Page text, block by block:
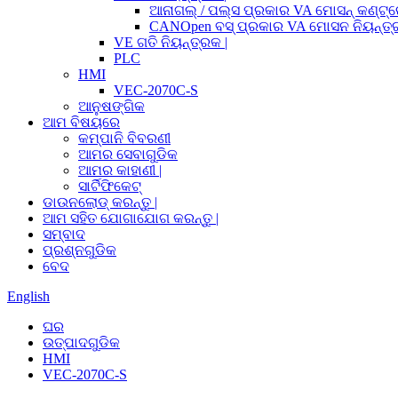
ଆନାଗଲ୍ / ପଲ୍ସ ପ୍ରକାର VA ମୋସନ୍
CANOpen ବସ୍ ପ୍ରକାର VA ମୋସନ
VE ଗତି ନିୟନ୍ତ୍ରକ |
PLC
HMI
VEC-2070C-S
ଆନୁଷଙ୍ଗିକ
ଆମ ବିଷୟରେ
କମ୍ପାନି ବିବରଣୀ
ଆମର ସେବାଗୁଡିକ
ଆମର କାହାଣୀ |
ସାର୍ଟିଫିକେଟ୍
ଡାଉନଲୋଡ୍ କରନ୍ତୁ |
ଆମ ସହିତ ଯୋଗାଯୋଗ କରନ୍ତୁ |
ସମ୍ବାଦ
ପ୍ରଶ୍ନଗୁଡିକ
ବେଦ
English
ଘର
ଉତ୍ପାଦଗୁଡିକ
HMI
VEC-2070C-S